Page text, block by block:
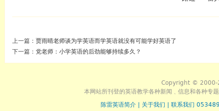
上一篇： 贾雨晴老师谈为学英语而学英语就没有可能学好英语了
下一篇： 党老师：小学英语的后劲能够持续多久？
Copyright © 2000-
本网站所刊登的英语教学各种新闻﹑信息和各种专
陈雷英语简介
关于我们
联系我们